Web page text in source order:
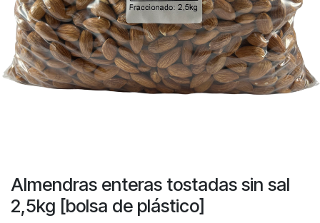
Almendras enteras tostadas sin sal
2,5kg [bolsa de plástico]